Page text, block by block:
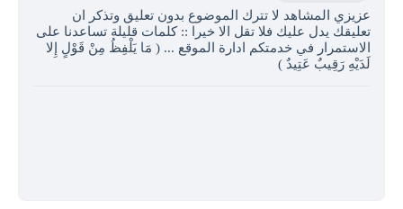
عزيزي المشاهد لا تترك الموضوع بدون تعليق وتذكر ان
تعليقك يدل عليك فلا تقل الا خيرا :: كلمات قليلة تساعدنا على
الاستمرار في خدمتكم ادارة الموقع ... ( مَا يَلْفِظُ مِنْ قَوْلٍ إِلا
لَدَيْهِ رَقِيبٌ عَتِيدٌ )